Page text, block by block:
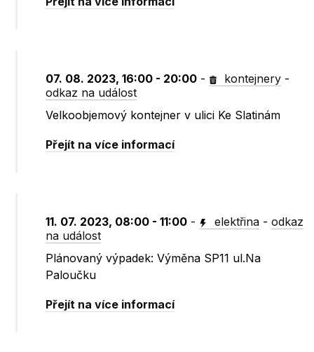
07. 08. 2023, 16:00 - 20:00 - kontejnery -
odkaz na událost
Velkoobjemový kontejner v ulici Ke Slatinám
Přejít na více informací
11. 07. 2023, 08:00 - 11:00 - elektřina -odkaz
na událost
Plánovaný výpadek: Výměna SP11 ul.Na
Paloučku
Přejít na více informací